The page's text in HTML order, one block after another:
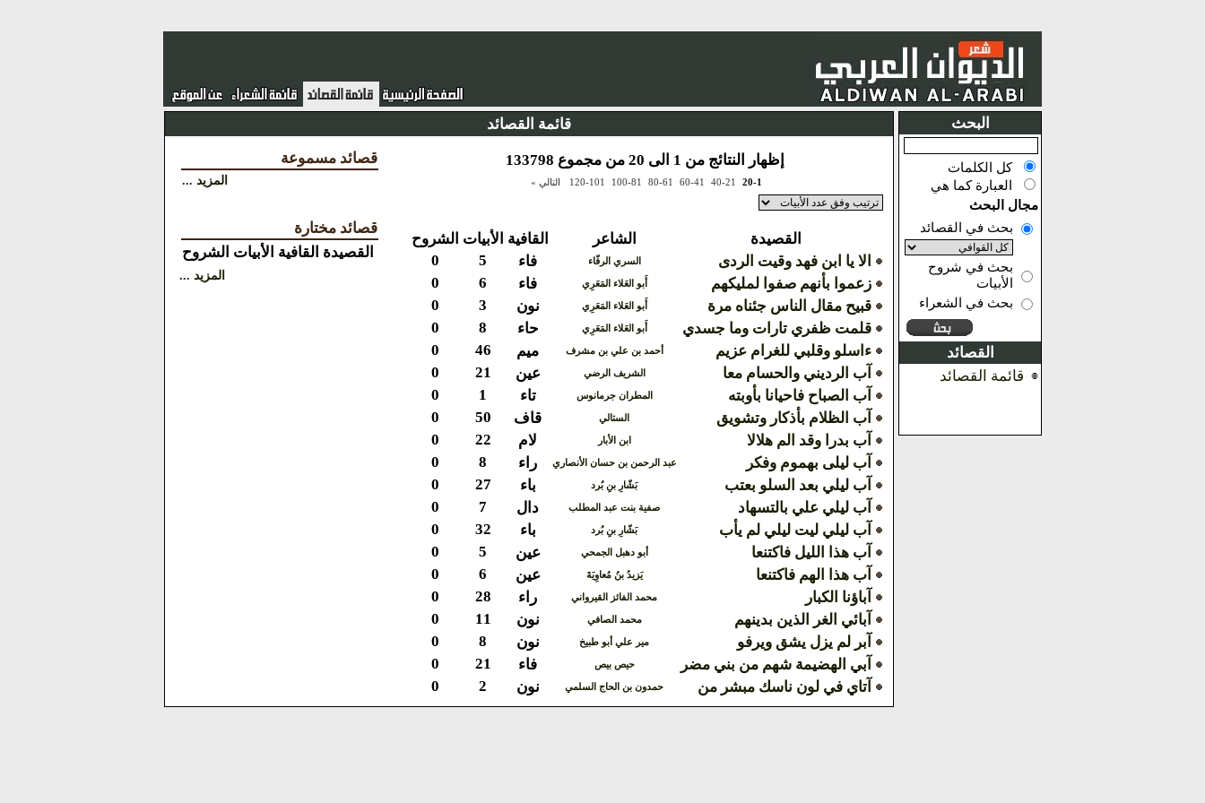
البحث
كل الكلمات
العبارة كما هي
مجال البحث
بحث في القصائد
بحث في شروح
الأبيات
بحث في الشعراء
القصائد
قائمة القصائد
قائمة القصائد
إظهار النتائج من 1 الى 20 من مجموع 133798
20-1
40-21
60-41
80-61
100-81
120-101 التالي »
القصيدة الشاعر القافية الأبيات الشروح
الا يا ابن فهد وقيت الردى
السري الرفّاء فاء 5
0
زعموا بأنهم صفوا لمليكهم
أَبو العَلاء المَعَرِي فاء 6
0
قبيح مقال الناس جئناه مرة
أَبو العَلاء المَعَرِي نون 3
0
قلمت ظفري تارات وما جسدي
أَبو العَلاء المَعَرِي حاء 8
0
ءاسلو وقلبي للغرام عزيم
أحمد بن علي بن مشرف ميم 46
0
آب الرديني والحسام معا
الشريف الرضي عين 21
0
آب الصباح فاحيانا بأوبته
المطران جرمانوس تاء 1
0
آب الظلام بأذكار وتشويق
الستالي قاف 50
0
آب بدرا وقد الم هلالا
ابن الأبار لام 22
0
آب ليلى بهموم وفكر
عبد الرحمن بن حسان الأنصاري راء 8
0
آب ليلي بعد السلو بعتب
بَشّارِ بنِ بُرد باء 27
0
آب ليلي علي بالتسهاد
صفية بنت عبد المطلب دال 7
0
آب ليلي ليت ليلي لم يأب
بَشّارِ بنِ بُرد باء 32
0
آب هذا الليل فاكتنعا
أبو دهبل الجمحي عين 5
0
آب هذا الهم فاكتنعا
يَزيدُ بنُ مُعاوِيَةَ عين 6
0
آباؤنا الكبار
محمد الفائز القيرواني راء 28
0
آبائي الغر الذين بدينهم
محمد الصافي نون 11
0
آبر لم يزل يشق ويرفو
مير علي أبو طبيخ نون 8
0
آبي الهضيمة شهم من بني مضر
حيص بيص فاء 21
0
آتاي في لون ناسك مبشر من
حمدون بن الحاج السلمي نون 2
0
قصائد مسموعة
المزيد ...
قصائد مختارة
القصيدة القافية الأبيات الشروح
المزيد ...